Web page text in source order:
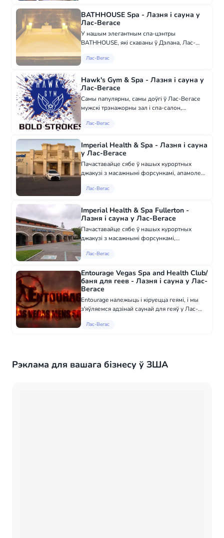
РЫМСКІЯ...
BATHHOUSE Spa - Лазня і сауна у
Лас-Вегасе
У нашым элегантным спа-цэнтры
BATHHOUSE, які схаваны ў Дэлана, Лас-
працоўных кабінетаў, дзе можна адпачыць
тварам. Дазвол...
Лас-Вегас
Hawk's Gym & Spa - Лазня і сауна у
Лас-Вегасе
Самы папулярны, самы доўгі ў Лас-Вегасе
мужскі трэнажорны зал і спа-салон,
Адкрыта 24/7/365 - бяспечнае, чыстае месца
выдатна...
Лас-Вегас
Imperial Health & Spa - Лазня і сауна
у Лас-Вегасе
Пачаставайце сябе ў нашых курортных
джакузі з масажнымі форсункамі, апамолеце
сольнай сауне, раслабіцеся ў нашай
сауне. Чуеце с...
Лас-Вегас
Imperial Health & Spa Fullerton -
Лазня і сауна у Лас-Вегасе
Пачаставайце сябе ў нашых курортных
джакузі з масажнымі форсункамі,
сауне і сольнай сауне, расслабцеся ў нашай
сауне. Чуеце с...
Лас-Вегас
Entourage Vegas Spa and Health Club/
баня для геев - Лазня і сауна у Лас-
Вегасе
Entourage належыць і кіруецца геямі, і мы
з'яўляемся адзінай саунай для геяў у Лас-
ёсць усё! --- Крыты басэйн з падагрэвам —
Лас-Вегас
Рэклама для вашага бізнесу ў ЗША